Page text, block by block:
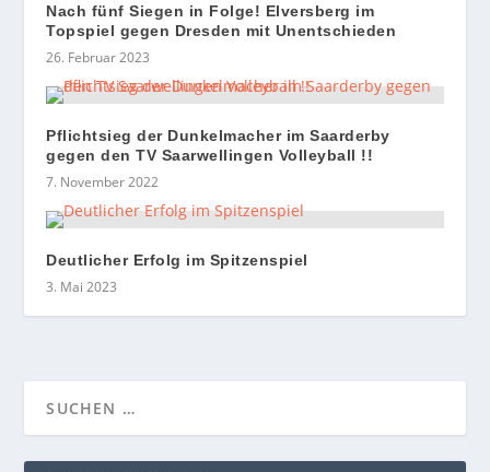
Nach fünf Siegen in Folge! Elversberg im
Topspiel gegen Dresden mit Unentschieden
26. Februar 2023
Pflichtsieg der Dunkelmacher im Saarderby
gegen den TV Saarwellingen Volleyball !!
7. November 2022
Deutlicher Erfolg im Spitzenspiel
3. Mai 2023